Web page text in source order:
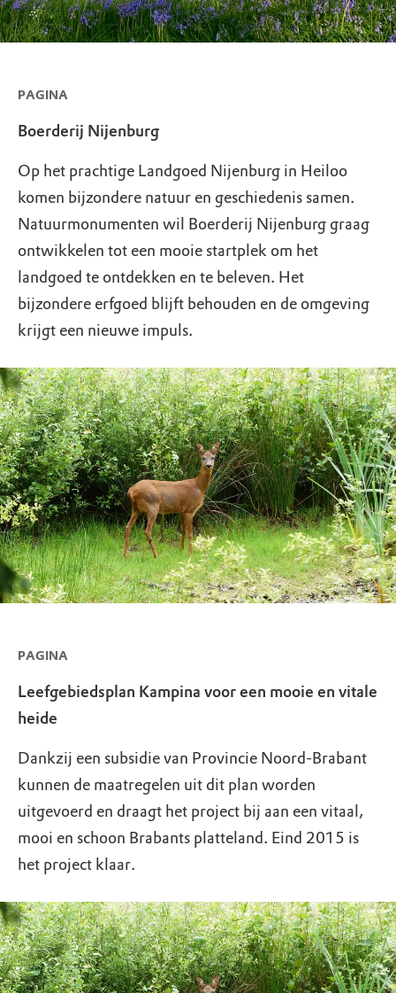
PAGINA
Boerderij Nijenburg
Op het prachtige Landgoed Nijenburg in Heiloo
komen bijzondere natuur en geschiedenis samen.
Natuurmonumenten wil Boerderij Nijenburg graag
ontwikkelen tot een mooie startplek om het
landgoed te ontdekken en te beleven. Het
bijzondere erfgoed blijft behouden en de omgeving
krijgt een nieuwe impuls.
PAGINA
Leefgebiedsplan Kampina voor een mooie en vitale
heide
Dankzij een subsidie van Provincie Noord-Brabant
kunnen de maatregelen uit dit plan worden
uitgevoerd en draagt het project bij aan een vitaal,
mooi en schoon Brabants platteland. Eind 2015 is
het project klaar.